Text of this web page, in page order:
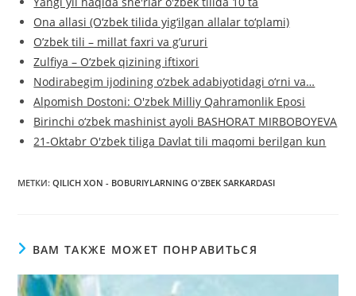
Ona allasi (O‘zbek tilida yig‘ilgan allalar to‘plami)
O’zbek tili – millat faxri va g’ururi
Zulfiya – O‘zbek qizining iftixori
Nodirabegim ijodining o‘zbek adabiyotidagi o‘rni va…
Alpomish Dostoni: O'zbek Milliy Qahramonlik Eposi
Birinchi o‘zbek mashinist ayoli BASHORAT MIRBOBOYEVA
21-Oktabr O'zbek tiliga Davlat tili maqomi berilgan kun
МЕТКИ:QILICH XON - BOBURIYLARNING O'ZBEK SARKARDASI
ВАМ ТАКЖЕ МОЖЕТ ПОНРАВИТЬСЯ